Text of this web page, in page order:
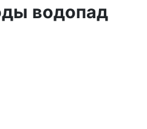
водопад